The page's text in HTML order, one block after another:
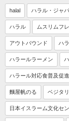
halal ハラル・ジャ
ハラル ムスリムフ
アウトバウンド ハ
ハラールラーメン
ハラール対応食普及促
麵屋帆のる ベジタ
日本イスラーム文化セ